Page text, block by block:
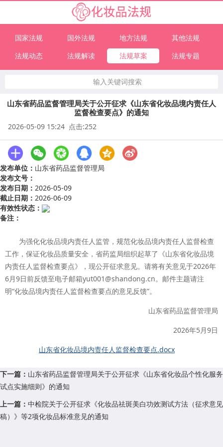
国家法规 国外法规 地方法规
其他法规
法规动态
法规解读 法规草案 法规专题
输入关键词搜索
山东省药品监督管理局关于公开征求《山东省化妆品境内责任人
监督检查要点》的通知
2026-05-09 15:24 点击:252
发布单位： 山东省药品监督管理局
发布文号：
发布日期： 2026-05-09
截止日期： 2026-06-09
有效性状态：
备注：
为强化化妆品境内责任人监管，规范化妆品境内责任人监督检查
工作，保证化妆品质量安全，省药监局组织起草了《山东省化妆品境
内责任人监督检查要点》，现公开征求意见。请将有关意见于2026年
6月9日前反馈至电子邮箱yut001@shandong.cn。邮件主题请注
明“化妆品境内责任人监督检查要点的意见反馈”。
山东省药品监督管理局
2026年5月9日
山东省化妆品境内责任人监督检查要点.docx
下一篇： 山东省药品监督管理局关于公开征求《山东省化妆品个性化服务
试点实施细则》的通知
上一篇： 中检院关于公开征求《化妆品祛斑美白功效测试方法（征求意见
稿）》等2项化妆品标准意见的通知